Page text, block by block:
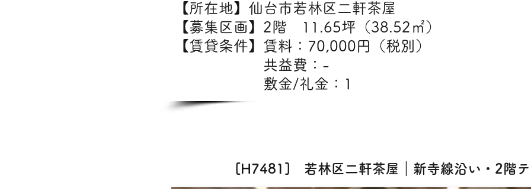
【所在地】仙台市若林区二軒茶屋
【募集区画】2階 11.65坪（38.52㎡）
【賃貸条件】賃料：70,000円（税別）
共益費：-
敷金/礼金：1
[H7481] 若林区二軒茶屋｜新寺線沿い・2階